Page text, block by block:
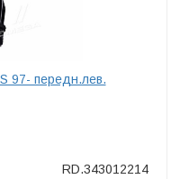
97- передн.лев.
RD.343012214